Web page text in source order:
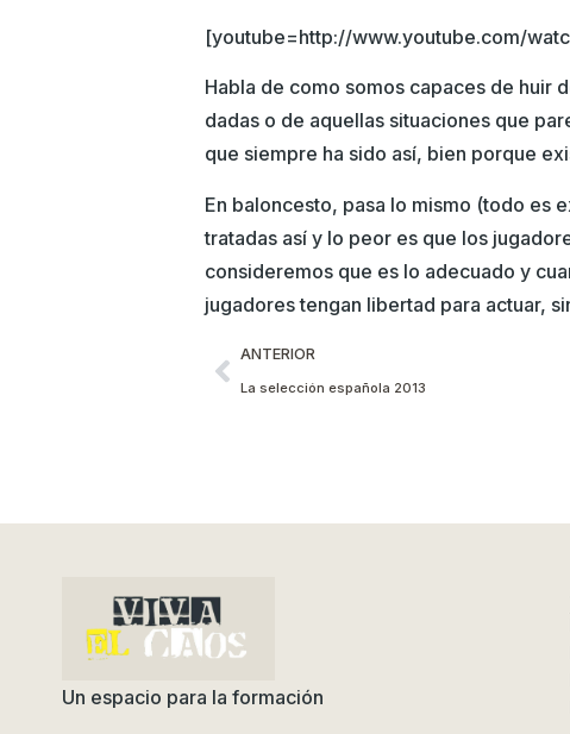
[youtube=http://www.youtube.com/
Habla de como somos capaces de huir
dadas o de aquellas situaciones que
que siempre ha sido así, bien porque
En baloncesto, pasa lo mismo (todo es
tratadas así y lo peor es que los
consideremos que es lo adecuado y
jugadores tengan libertad para actuar,
ANTERIOR
La selección española 2013
Un espacio para la formación